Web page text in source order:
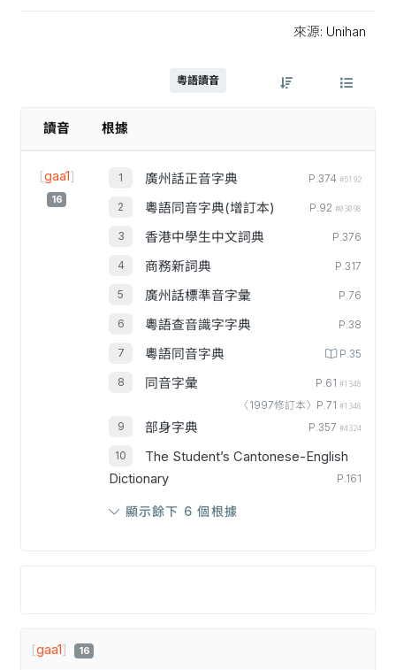
來源: Unihan
粵語讀音
讀音 根據
[gaa1]
16
廣州話正音字典 P.374 #5192
粵語同音字典(增訂本) P.92 #03098
香港中學生中文詞典 P.376
商務新詞典 P.317
廣州話標準音字彙 P.76
粵語查音識字字典 P.38
粵語同音字典 P.35
同音字彙 P.61 #1348
〈1997修訂本〉P.71 #1348
部身字典 P.357 #4324
The Student’s Cantonese-English
Dictionary
P.161
顯示餘下 6 個根據
[gaa1] 16